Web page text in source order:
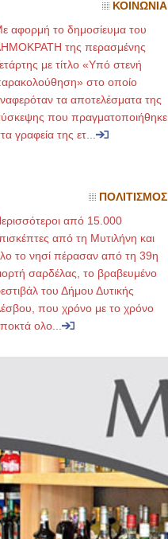
ΚΟΙΝΩΝΙΑ
αφορμή το δημοσίευμα του
της περασμένης
με τίτλο «Υπό στενή
στο οποίο
τα αποτελέσματα της
που πραγματοποιήθηκε
γραφεία της ετ...
ΠΟΛΙΤΙΣΜΟΣ
από 15.000
από τη Μυτιλήνη και
το νησί πέρασαν από τη 39η
σαρδέλας, το βραβευμένο
του Δήμου Δυτικής
που χρόνο με το χρόνο
ολο...